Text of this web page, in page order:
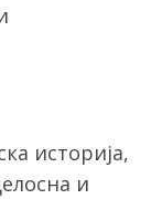
историја,
и